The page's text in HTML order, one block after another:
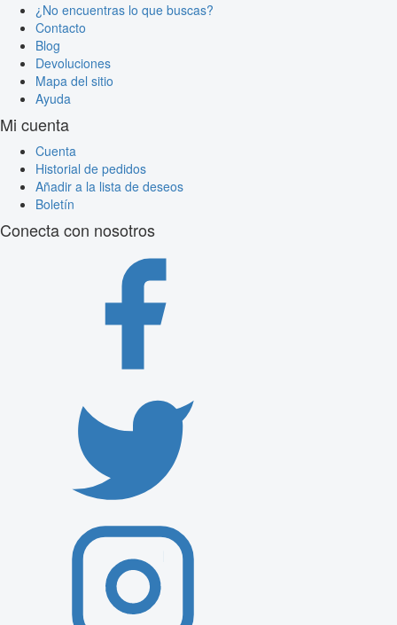
¿No encuentras lo que buscas?
Contacto
Blog
Devoluciones
Mapa del sitio
Ayuda
Mi cuenta
Cuenta
Historial de pedidos
Añadir a la lista de deseos
Boletín
Conecta con nosotros